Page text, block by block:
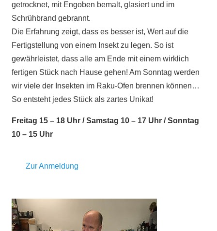
getrocknet, mit Engoben bemalt, glasiert und im
Schrühbrand gebrannt.
Die Erfahrung zeigt, dass es besser ist, Wert auf die
Fertigstellung von einem Insekt zu legen. So ist
gewährleistet, dass alle am Ende mit einem wirklich
fertigen Stück nach Hause gehen! Am Sonntag werden
wir viele der Insekten im Raku-Ofen brennen können…
So entsteht jedes Stück als zartes Unikat!
Freitag 15 – 18 Uhr / Samstag 10 – 17 Uhr / Sonntag
10 – 15 Uhr
Zur Anmeldung